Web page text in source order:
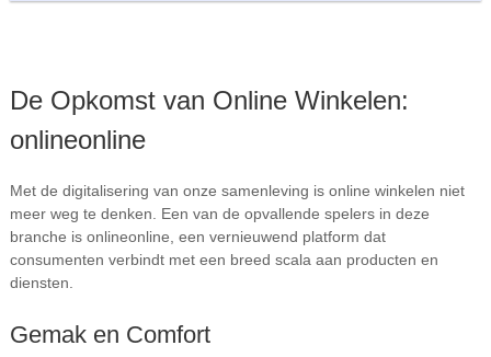
De Opkomst van Online Winkelen:
onlineonline
Met de digitalisering van onze samenleving is online winkelen niet
meer weg te denken. Een van de opvallende spelers in deze
branche is onlineonline, een vernieuwend platform dat
consumenten verbindt met een breed scala aan producten en
diensten.
Gemak en Comfort